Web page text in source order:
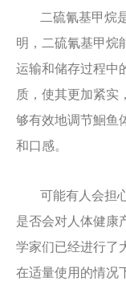
二硫氰基甲烷
明，二硫氰基甲烷
运输和储存过程中
质，使其更加紧实
够有效地调节鮰鱼
和口感。
可能有人会担
是否会对人体健康
学家们已经进行了
在适量使用的情况